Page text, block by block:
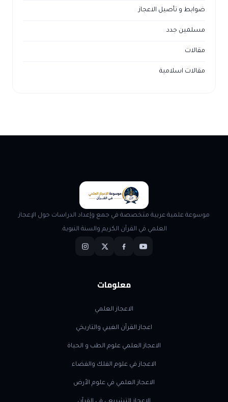
ضوابط و تأصيل الاعجاز
مسلمين جدد
مقالات
مقالات اسلامية
موسوعة علمية عربية متخصصة في جمع وإعداد الدراسات حول الإعجاز
العلمي في القرآن الكريم والسنة النبوية.
معلومات
الاعجاز العلمي
اعجاز القرآن الغيبي والتاريخي
الاعجاز العلمي علوم الطب و الحياة
الاعجاز في علوم الفلك والفضاء
الاعجاز العلمي في علوم الأرض